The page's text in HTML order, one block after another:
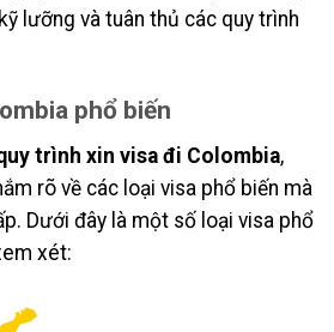
lưỡng và tuân thủ các quy trình
phổ biến
trình xin visa đi Colombia,
rõ về các loại visa phổ biến mà
Dưới đây là một số loại visa phổ
xét: